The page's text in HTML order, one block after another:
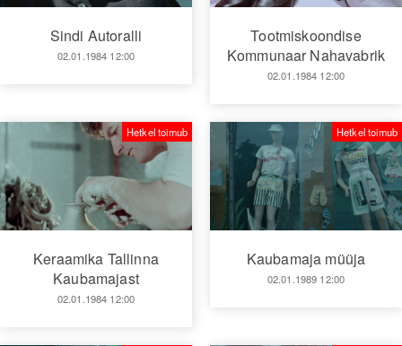
Sindi Autoralli
02.01.1984 12:00
Tootmiskoondise
Kommunaar Nahavabrik
02.01.1984 12:00
Keraamika Tallinna
Kaubamajast
02.01.1984 12:00
Hetkel toimub
Kaubamaja müüja
02.01.1989 12:00
Hetkel toimub